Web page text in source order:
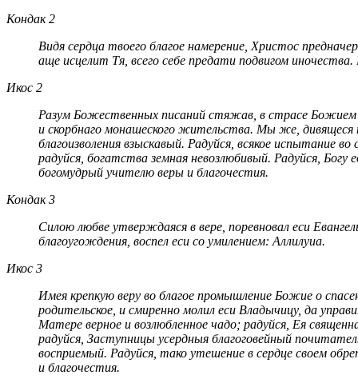
Кондак 2
Видя сердца твоего благое намерение, Христос
аще исцелит Тя, всего себе предати подвигом
Икос 2
Разум Божественных писаний стяжав, в страсе Божием
и скорбнаго монашеского жительства. Мы же,
благоизволения взыскавый. Радуйся, всякое испытание
радуйся, богатства земная невозлюбивый. Радуйся,
богомудрый учителю веры и благочестия.
Кондак 3
Силою любве утверждаяся в вере, поревновал еси
благоугождения, воспел еси со умилением: Аллилуиа.
Икос 3
Имея крепкую веру во благое промышление Божие о
родительское, и смиренно молил еси Владычицу, да
Матере верное и возлюбленное чадо; радуйся, Ея
радуйся, Заступницы усердныя благоговейный
восприемый. Радуйся, тако утешение в сердце своем
и благочестия.